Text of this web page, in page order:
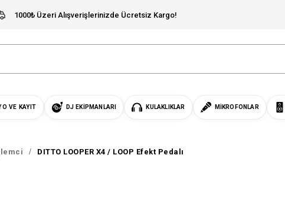
1000₺ Üzeri Alışverişlerinizde Ücretsiz Kargo!
VE KAYIT DJ EKIPMANLARI KULAKLIKLAR MIKROFONLAR
DITTO LOOPER X4 / LOOP Efekt Pedalı